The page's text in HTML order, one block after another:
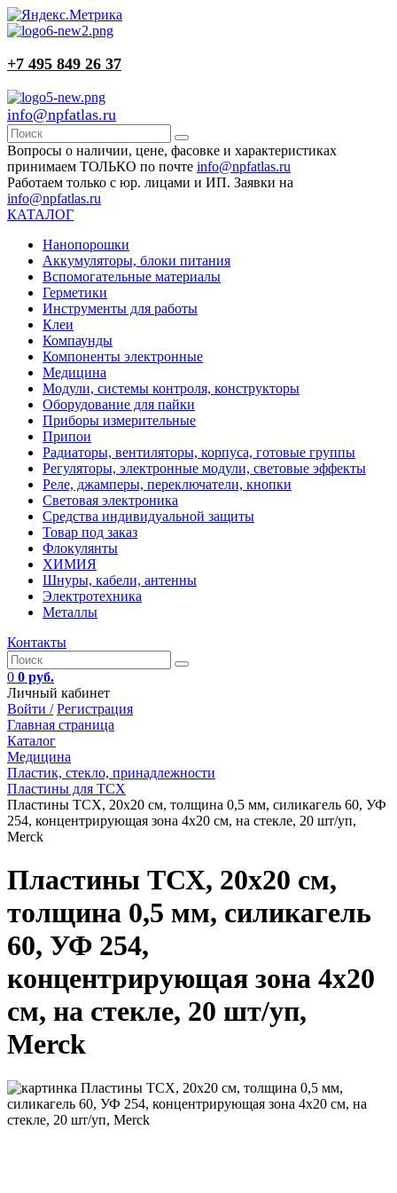
+7 495 849 26 37
info@npfatlas.ru
Вопросы о наличии, цене, фасовке и характеристиках
принимаем ТОЛЬКО по почте info@npfatlas.ru
Работаем только с юр. лицами и ИП. Заявки на
info@npfatlas.ru
КАТАЛОГ
Нанопорошки
Аккумуляторы, блоки питания
Вспомогательные материалы
Герметики
Инструменты для работы
Клеи
Компаунды
Компоненты электронные
Медицина
Модули, системы контроля, конструкторы
Оборудование для пайки
Приборы измерительные
Припои
Радиаторы, вентиляторы, корпуса, готовые группы
Регуляторы, электронные модули, световые эффекты
Реле, джамперы, переключатели, кнопки
Световая электроника
Средства индивидуальной защиты
Товар под заказ
Флокулянты
ХИМИЯ
Шнуры, кабели, антенны
Электротехника
Металлы
Контакты
0 0 руб.
Личный кабинет
Войти / Регистрация
Главная страница
Каталог
Медицина
Пластик, стекло, принадлежности
Пластины для ТСХ
Пластины ТСХ, 20х20 см, толщина 0,5 мм, силикагель 60, УФ
254, концентрирующая зона 4х20 см, на стекле, 20 шт/уп,
Merck
Пластины ТСХ, 20х20 см,
толщина 0,5 мм, силикагель
60, УФ 254,
концентрирующая зона 4х20
см, на стекле, 20 шт/уп,
Merck